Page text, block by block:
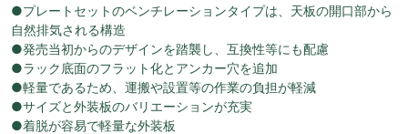
●プレートセットのベンチレーションタイプは、天板の開口部から
自然排気される構造
●発売当初からのデザインを踏襲し、互換性等にも配慮
●ラック底面のフラット化とアンカー穴を追加
●軽量であるため、運搬や設置等の作業の負担が軽減
●サイズと外装板のバリエーションが充実
●着脱が容易で軽量な外装板